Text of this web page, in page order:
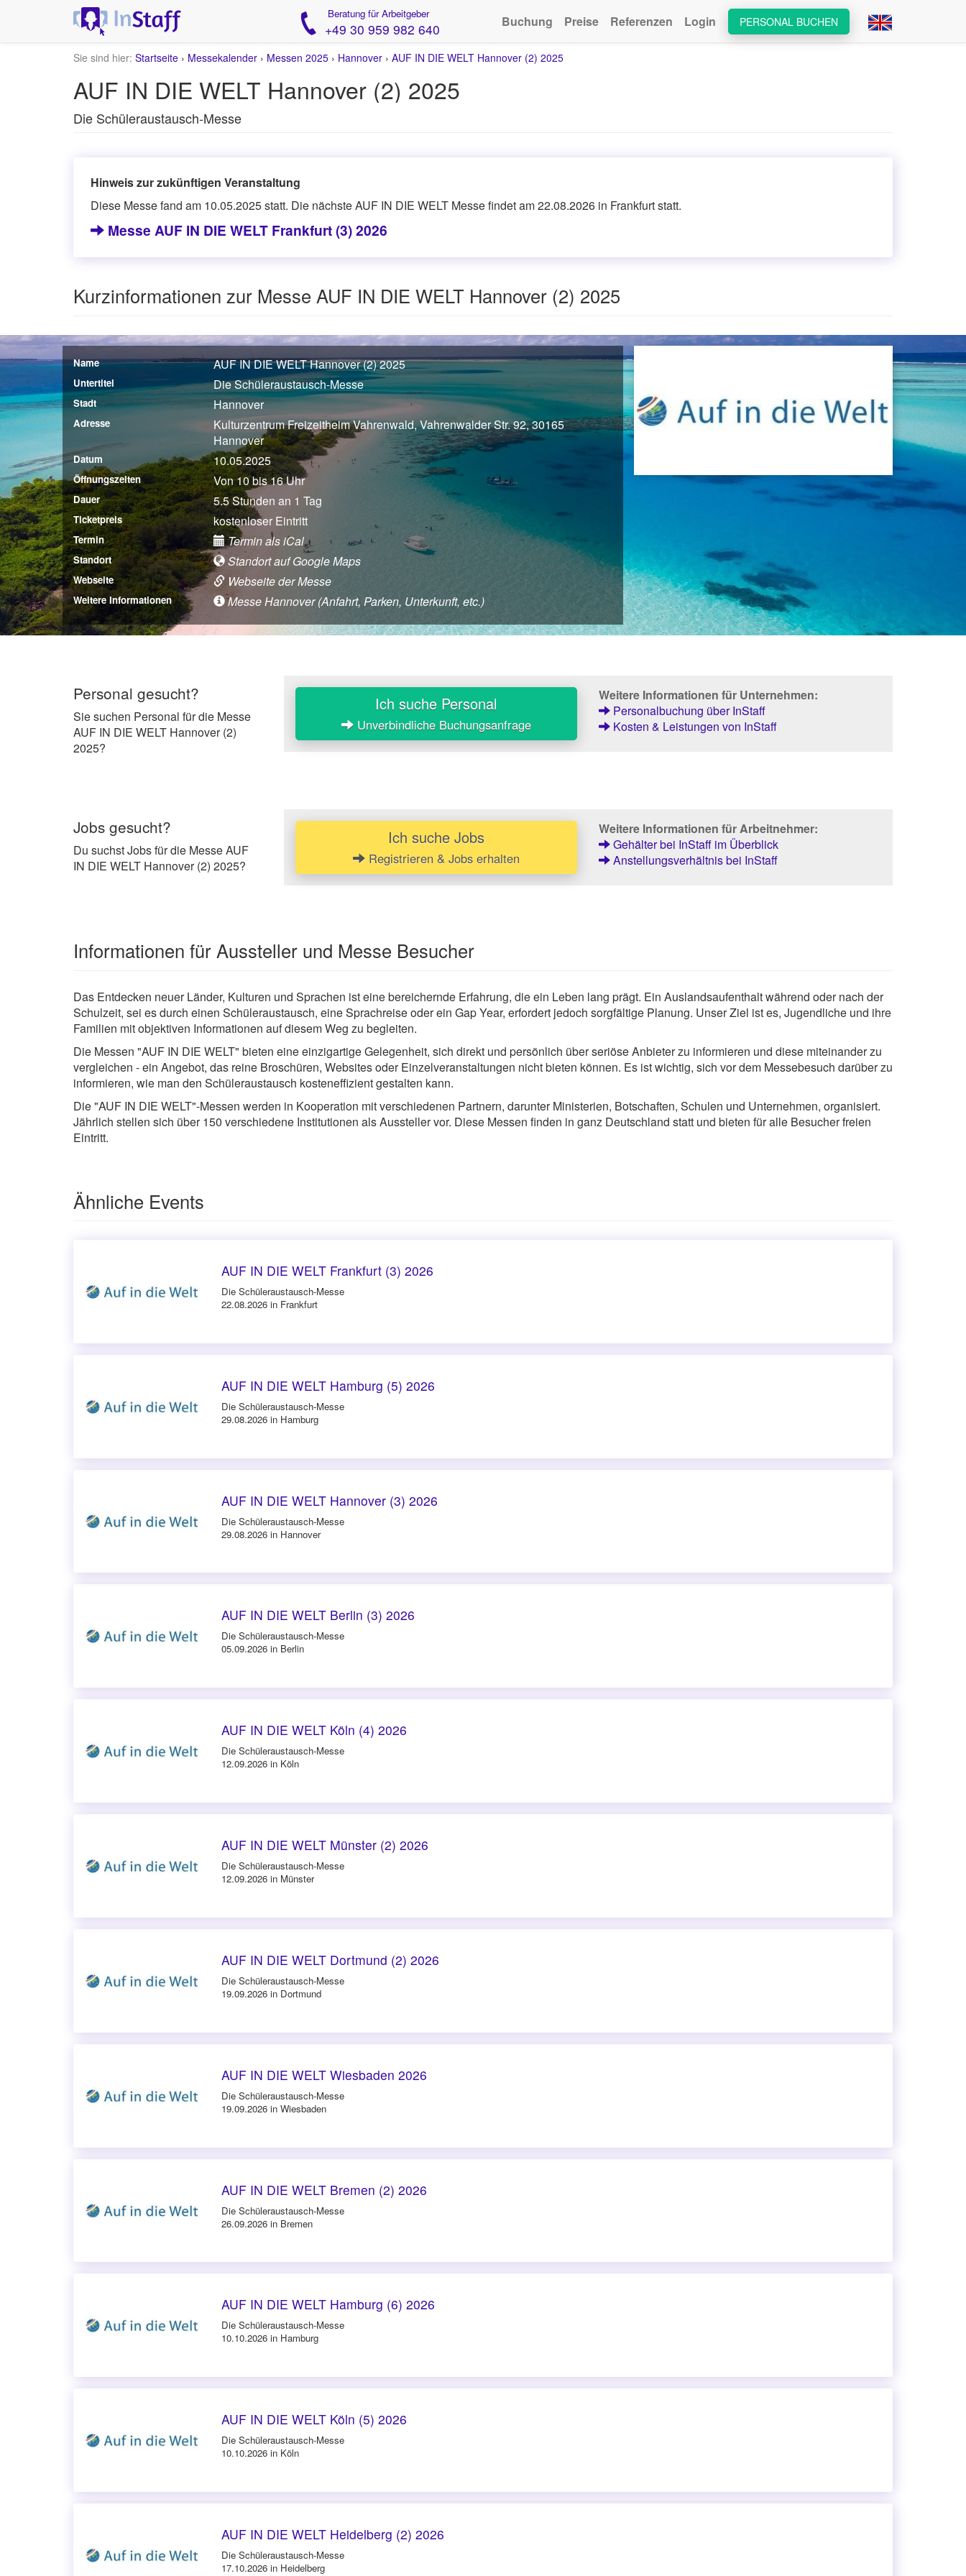
Beratung für Arbeitgeber
+49 30 959 982 640 PERSONAL BUCHEN
Buchung Preise Referenzen Login
Sie sind hier: Startseite › Messekalender › Messen 2025 › Hannover › AUF IN DIE WELT Hannover (2) 2025
AUF IN DIE WELT Hannover (2) 2025
Die Schüleraustausch-Messe
Hinweis zur zukünftigen Veranstaltung
Diese Messe fand am 10.05.2025 statt. Die nächste AUF IN DIE WELT Messe findet am 22.08.2026 in Frankfurt statt.
Messe AUF IN DIE WELT Frankfurt (3) 2026
Kurzinformationen zur Messe AUF IN DIE WELT Hannover (2) 2025
Name AUF IN DIE WELT Hannover (2) 2025
Untertitel Die Schüleraustausch-Messe
Stadt Hannover
Adresse
Kulturzentrum Freizeitheim Vahrenwald, Vahrenwalder Str. 92, 30165
Hannover
Datum 10.05.2025
Öffnungszeiten Von 10 bis 16 Uhr
Dauer 5.5 Stunden an 1 Tag
Ticketpreis kostenloser Eintritt
Termin Termin als iCal
Standort Standort auf Google Maps
Webseite Webseite der Messe
Weitere Informationen Messe Hannover (Anfahrt, Parken, Unterkunft, etc.)
Personal gesucht?
Sie suchen Personal für die Messe
AUF IN DIE WELT Hannover (2)
2025?
Ich suche Personal
Unverbindliche Buchungsanfrage
Weitere Informationen für Unternehmen:
Personalbuchung über InStaff
Kosten & Leistungen von InStaff
Jobs gesucht?
Du suchst Jobs für die Messe AUF
IN DIE WELT Hannover (2) 2025?
Ich suche Jobs
Registrieren & Jobs erhalten
Weitere Informationen für Arbeitnehmer:
Gehälter bei InStaff im Überblick
Anstellungsverhältnis bei InStaff
Informationen für Aussteller und Messe Besucher
Das Entdecken neuer Länder, Kulturen und Sprachen ist eine bereichernde Erfahrung, die ein Leben lang prägt. Ein Auslandsaufenthalt während oder nach der
Schulzeit, sei es durch einen Schüleraustausch, eine Sprachreise oder ein Gap Year, erfordert jedoch sorgfältige Planung. Unser Ziel ist es, Jugendliche und ihre
Familien mit objektiven Informationen auf diesem Weg zu begleiten.
Die Messen "AUF IN DIE WELT" bieten eine einzigartige Gelegenheit, sich direkt und persönlich über seriöse Anbieter zu informieren und diese miteinander zu
vergleichen - ein Angebot, das reine Broschüren, Websites oder Einzelveranstaltungen nicht bieten können. Es ist wichtig, sich vor dem Messebesuch darüber zu
informieren, wie man den Schüleraustausch kosteneffizient gestalten kann.
Die "AUF IN DIE WELT"-Messen werden in Kooperation mit verschiedenen Partnern, darunter Ministerien, Botschaften, Schulen und Unternehmen, organisiert.
Jährlich stellen sich über 150 verschiedene Institutionen als Aussteller vor. Diese Messen finden in ganz Deutschland statt und bieten für alle Besucher freien
Eintritt.
Ähnliche Events
AUF IN DIE WELT Frankfurt (3) 2026
Die Schüleraustausch-Messe
22.08.2026 in Frankfurt
AUF IN DIE WELT Hamburg (5) 2026
Die Schüleraustausch-Messe
29.08.2026 in Hamburg
AUF IN DIE WELT Hannover (3) 2026
Die Schüleraustausch-Messe
29.08.2026 in Hannover
AUF IN DIE WELT Berlin (3) 2026
Die Schüleraustausch-Messe
05.09.2026 in Berlin
AUF IN DIE WELT Köln (4) 2026
Die Schüleraustausch-Messe
12.09.2026 in Köln
AUF IN DIE WELT Münster (2) 2026
Die Schüleraustausch-Messe
12.09.2026 in Münster
AUF IN DIE WELT Dortmund (2) 2026
Die Schüleraustausch-Messe
19.09.2026 in Dortmund
AUF IN DIE WELT Wiesbaden 2026
Die Schüleraustausch-Messe
19.09.2026 in Wiesbaden
AUF IN DIE WELT Bremen (2) 2026
Die Schüleraustausch-Messe
26.09.2026 in Bremen
AUF IN DIE WELT Hamburg (6) 2026
Die Schüleraustausch-Messe
10.10.2026 in Hamburg
AUF IN DIE WELT Köln (5) 2026
Die Schüleraustausch-Messe
10.10.2026 in Köln
AUF IN DIE WELT Heidelberg (2) 2026
Die Schüleraustausch-Messe
17.10.2026 in Heidelberg